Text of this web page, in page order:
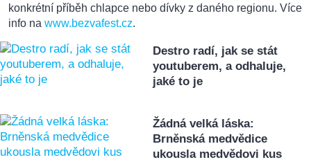
konkrétní příběh chlapce nebo dívky z daného regionu. Více
info na www.bezvafest.cz.
Destro radí, jak se stát
youtuberem, a odhaluje,
jaké to je
Žádná velká láska:
Brněnská medvědice
ukousla medvědovi kus